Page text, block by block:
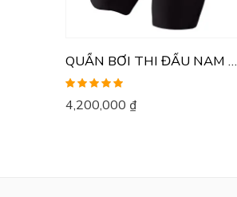
QUẦN BƠI THI ĐẤU NAM FINIS FUSE JAMMER
Được xếp
hạng5.005
4,200,000 ₫